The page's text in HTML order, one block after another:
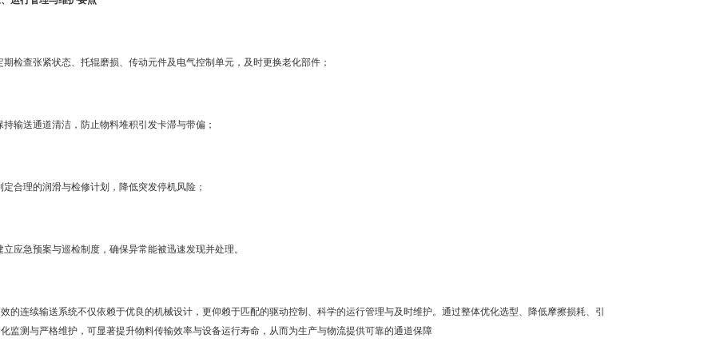
期检查张紧状态、托辊磨损、传动元件及电气控制单元，及时更换老化部件；
持输送通道清洁，防止物料堆积引发卡滞与带偏；
定合理的润滑与检修计划，降低突发停机风险；
立应急预案与巡检制度，确保异常能被迅速发现并处理。
的连续输送系统不仅依赖于优良的机械设计，更仰赖于匹配的驱动控制、科学的运行管理与及时维护。通过整体优化选型、降低摩擦损耗、引
监测与严格维护，可显著提升物料传输效率与设备运行寿命，从而为生产与物流提供可靠的通道保障